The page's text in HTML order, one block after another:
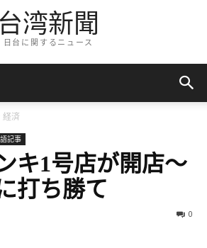
台湾新聞
日台に関するニュース
経済
記事
キ1号店が開店～
打ち勝て
0